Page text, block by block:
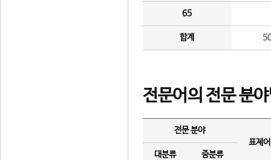
65
합계
전문어의 전문 분
전문 분야
표제
대분류
중분류